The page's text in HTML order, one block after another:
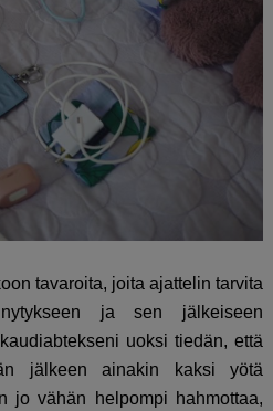
tavaroita, joita ajattelin tarvita
ja sen jälkeiseen
uoksi tiedän, että
jälkeen ainakin kaksi yötä
jo vähän helpompi hahmottaa,